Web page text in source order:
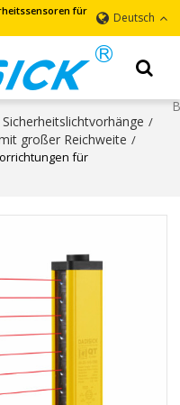
für
Deutsch
Sicherheitslichtvorhänge /
großer Reichweite /
für